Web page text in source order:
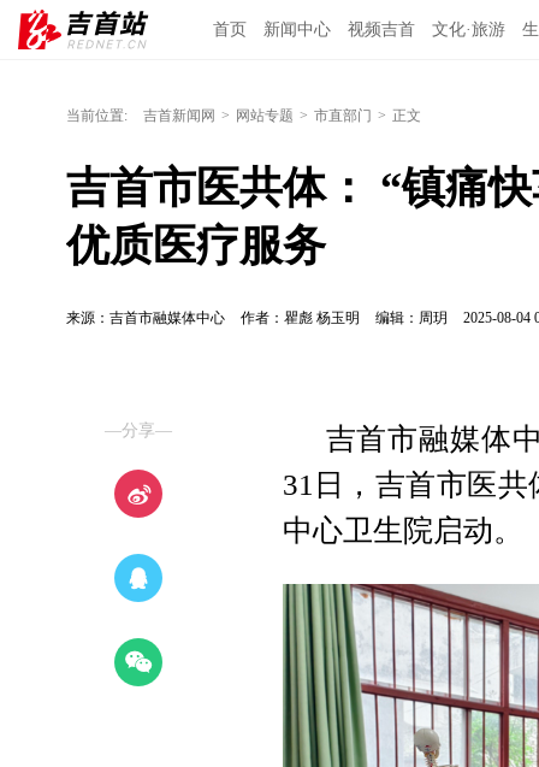
首页 新闻中心 视频吉首 文化·旅游
当前位置: 吉首新闻网 > 网站专题 > 市直部门 > 正文
吉首市医共体： “镇痛
优质医疗服务
来源：吉首市融媒体中心 作者：瞿彪 杨玉明 编辑：周玥 2025-08-04
—分享—
吉首市融媒体
31日，吉首市医
中心卫生院启动。